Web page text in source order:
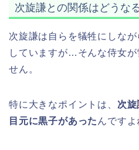
次旋謙との関係はどうな
次旋謙は自らを犠牲にしな
していますが…そんな侍女が
せん。
特に大きなポイントは、 次
目元に黒子があった んですよ